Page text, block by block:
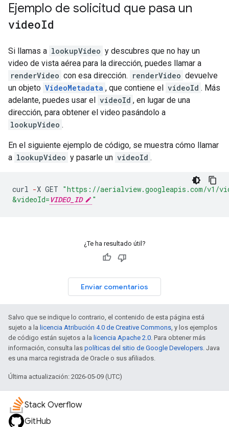
Ejemplo de solicitud que pasa un
videoId
Si llamas a lookupVideo y descubres que no hay un
video de vista aérea para la dirección, puedes llamar a
renderVideo con esa dirección. renderVideo devuelve
un objeto VideoMetadata , que contiene el videoId . Más
adelante, puedes usar el videoId , en lugar de una
dirección, para obtener el video pasándolo a
lookupVideo .
En el siguiente ejemplo de código, se muestra cómo llamar
a lookupVideo y pasarle un videoId .
curl -X GET "https://aerialview.googleapis.com/v1/
&videoId=VIDEO_ID "
¿Te ha resultado útil?
Enviar comentarios
Salvo que se indique lo contrario, el contenido de esta página está
sujeto a la licencia Atribución 4.0 de Creative Commons, y los ejemplos
de código están sujetos a la licencia Apache 2.0. Para obtener más
información, consulta las políticas del sitio de Google Developers. Java
es una marca registrada de Oracle o sus afiliados.
Última actualización: 2026-05-09 (UTC)
Stack Overflow
GitHub